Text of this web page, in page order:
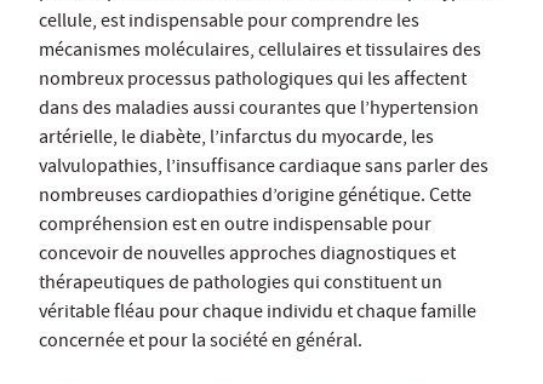
cellule, est indispensable pour comprendre les
mécanismes moléculaires, cellulaires et tissulaires des
nombreux processus pathologiques qui les affectent
dans des maladies aussi courantes que l’hypertension
artérielle, le diabète, l’infarctus du myocarde, les
valvulopathies, l’insuffisance cardiaque sans parler des
nombreuses cardiopathies d’origine génétique. Cette
compréhension est en outre indispensable pour
concevoir de nouvelles approches diagnostiques et
thérapeutiques de pathologies qui constituent un
véritable fléau pour chaque individu et chaque famille
concernée et pour la société en général.